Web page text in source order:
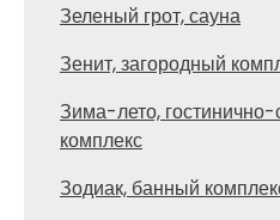
Зеленый грот, сауна
Зенит, загородный
Зима-лето,
комплекс
Зодиак, банный